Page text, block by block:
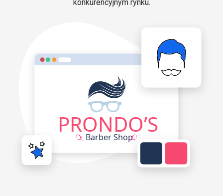
konkurencyjnym rynku.